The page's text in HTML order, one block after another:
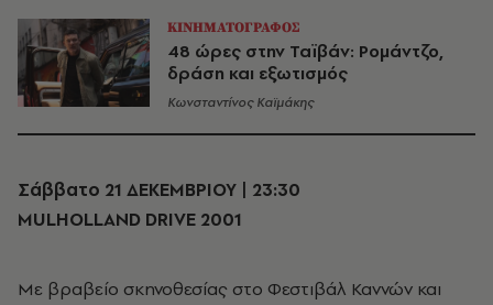
ΚΙΝΗΜΑΤΟΓΡΑΦΟΣ
48 ώρες στην Ταϊβάν: Ρομάντζο,
δράση και εξωτισμός
Κωνσταντίνος Καϊμάκης
Σάββατο 21 ΔΕΚΕΜΒΡΙΟΥ | 23:30
MULHOLLAND DRIVE 2001
Με βραβείο σκηνοθεσίας στο Φεστιβάλ Καννών και